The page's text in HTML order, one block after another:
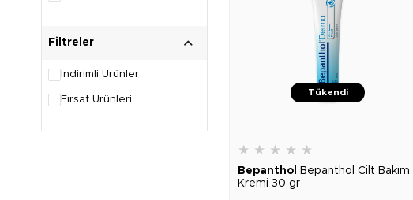
Filtreler
İndirimli Ürünler
Fırsat Ürünleri
Tükendi
★ ★ ★ ★ ★
Bepanthol
Bepanthol Cilt Bakım
Kremi 30 gr